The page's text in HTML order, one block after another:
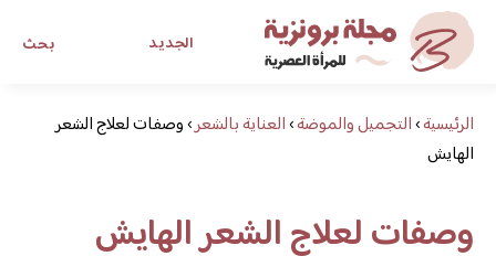
بحث الجديد
مجلة برونزية للفتاة العصريةالرئيسية›التجميل والموضة›العناية بالشعر›وصفات لعلاج الشعر
الهايش
وصفات لعلاج الشعر الهايش